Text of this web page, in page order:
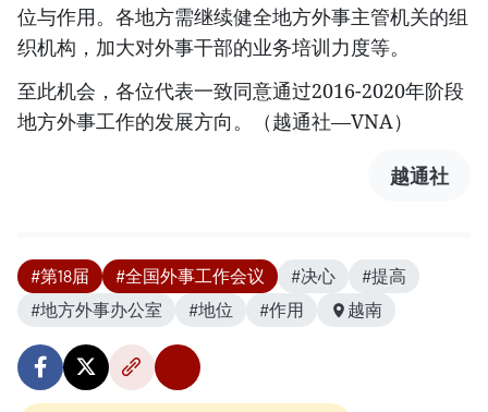
位与作用。各地方需继续健全地方外事主管机关的组
织机构，加大对外事干部的业务培训力度等。
至此机会，各位代表一致同意通过2016-2020年阶段
地方外事工作的发展方向。（越通社—VNA）
越通社
#第18届 #全国外事工作会议 #决心
#提高
#地方外事办公室
#地位 #作用 越南